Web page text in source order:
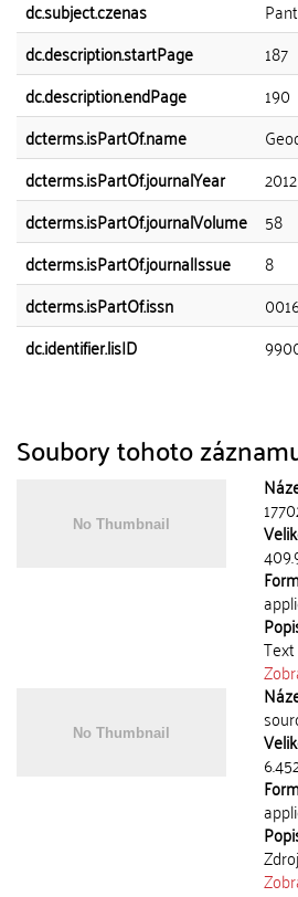
dc.subject.czenas
dc.description.startPage
187
dc.description.endPage
190
dcterms.isPartOf.name
dcterms.isPartOf.journalYear
2012
dcterms.isPartOf.journalVolume
58
dcterms.isPartOf.journalIssue
8
dcterms.isPartOf.issn
dc.identifier.lisID
Soubory tohoto